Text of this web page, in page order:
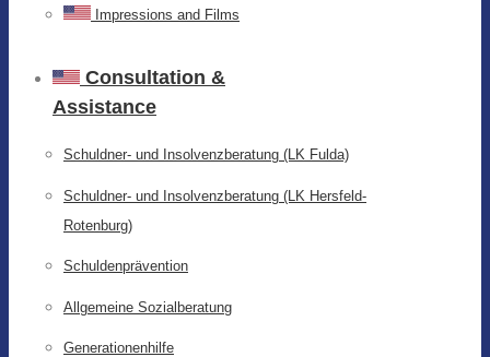
Impressions and Films
Consultation &
Assistance
Schuldner- und Insolvenzberatung (LK Fulda)
Schuldner- und Insolvenzberatung (LK Hersfeld-
Rotenburg)
Schuldenprävention
Allgemeine Sozialberatung
Generationenhilfe